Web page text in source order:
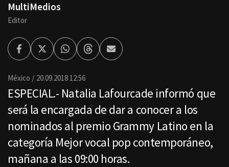
MultiMedios
Editor
FacebookTwitterWhatsappThreadsEnviar
por
México 20.09.2018 12:56
ESPECIAL.- Natalia Lafourcade informó que
será la encargada de dar a conocer a los
nominados al premio Grammy Latino en la
categoría Mejor vocal pop contemporáneo,
mañana a las 09:00 horas.